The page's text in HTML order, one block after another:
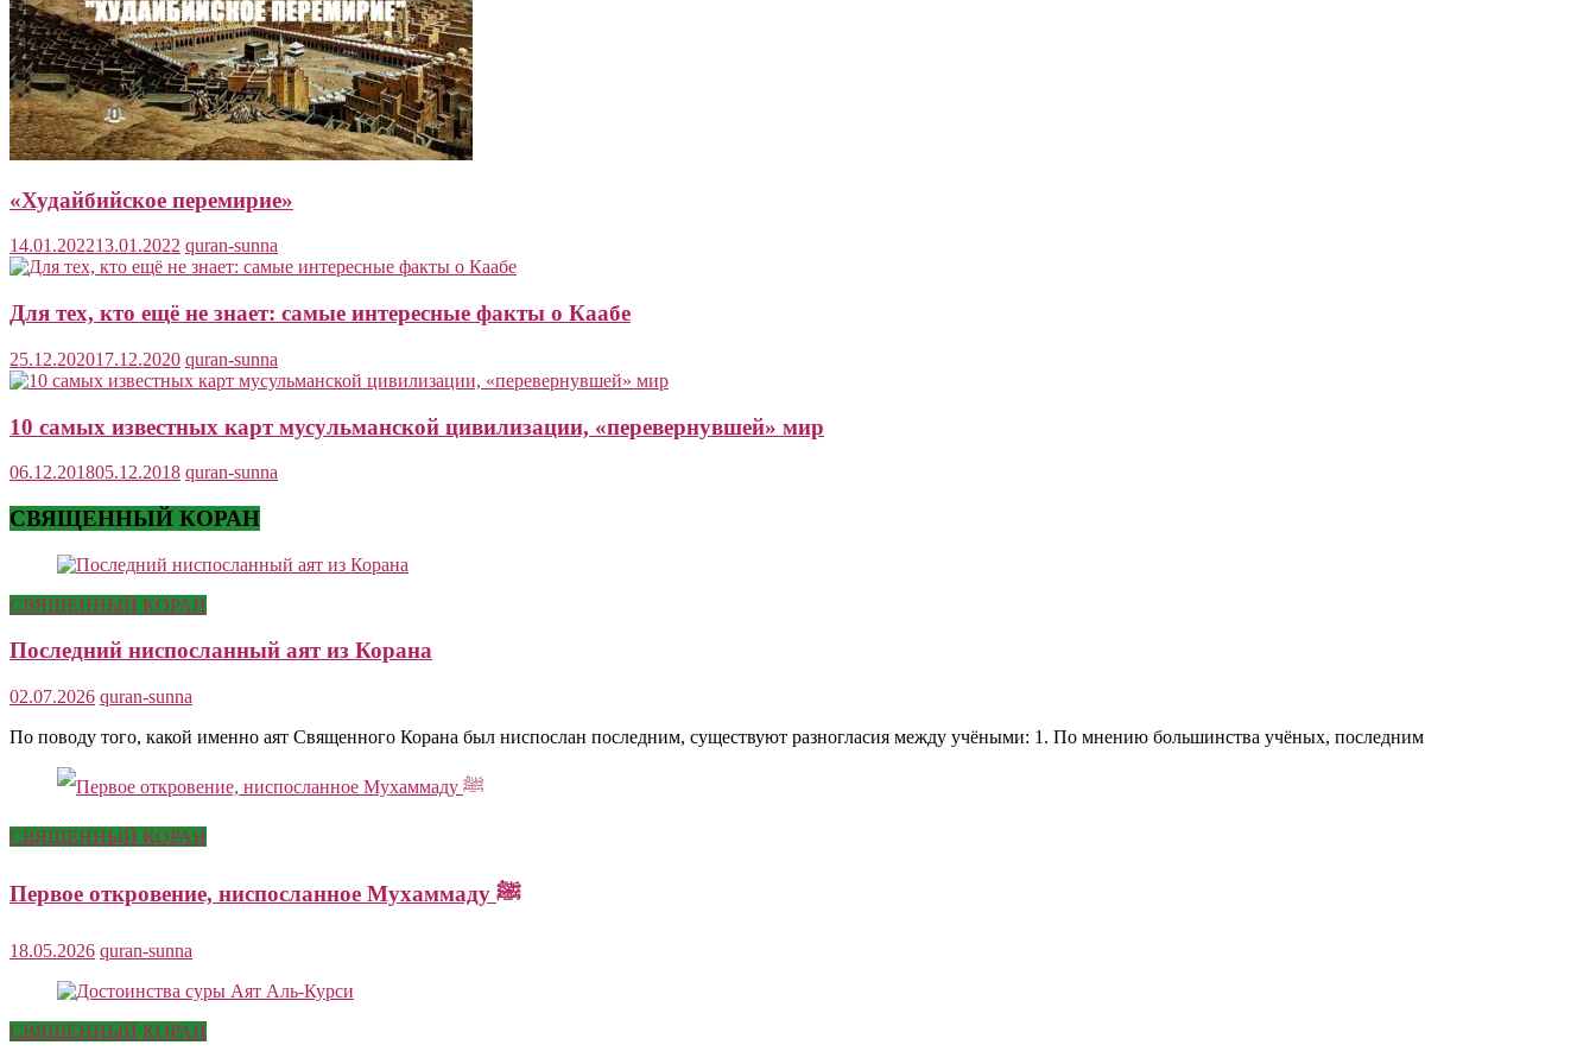
«Худайбийское перемирие»
14.01.202213.01.2022 quran-sunna
Для тех, кто ещё не знает: самые интересные факты о Каабе
25.12.202017.12.2020 quran-sunna
10 самых известных карт мусульманской цивилизации, «перевернувшей» мир
06.12.201805.12.2018 quran-sunna
СВЯЩЕННЫЙ КОРАН
СВЯЩЕННЫЙ КОРАН
Последний ниспосланный аят из Корана
02.07.2026 quran-sunna
По поводу того, какой именно аят Священного Корана был ниспослан последним, существуют разногласия между учёными: 1. По мнению большинства учёных, последним
СВЯЩЕННЫЙ КОРАН
Первое откровение, ниспосланное Мухаммаду ﷺ
18.05.2026 quran-sunna
СВЯЩЕННЫЙ КОРАН